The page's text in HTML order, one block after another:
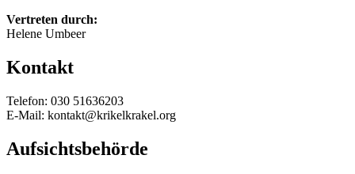
Vertreten durch:
Helene Umbeer
Kontakt
Telefon: 030 51636203
E-Mail: kontakt@krikelkrakel.org
Aufsichtsbehörde